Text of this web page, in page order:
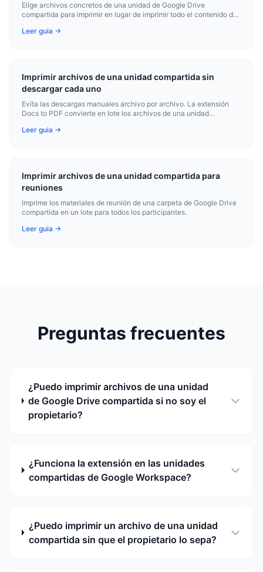
Elige archivos concretos de una unidad de Google Drive
compartida para imprimir en lugar de imprimir todo el contenido de
Leer guia →
Imprimir archivos de una unidad compartida sin
descargar cada uno
Evita las descargas manuales archivo por archivo. La extensión
Docs to PDF convierte en lote los archivos de una unidad
individuales de descarga.
Leer guia →
Imprimir archivos de una unidad compartida para
reuniones
Imprime los materiales de reunión de una carpeta de Google Drive
compartida en un lote para todos los participantes.
Leer guia →
Preguntas frecuentes
¿Puedo imprimir archivos de una unidad
de Google Drive compartida si no soy el
propietario?
¿Funciona la extensión en las unidades
compartidas de Google Workspace?
¿Puedo imprimir un archivo de una unidad
compartida sin que el propietario lo sepa?